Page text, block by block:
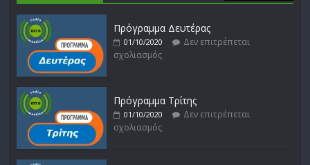
Πρόγραμμα Δευτέρας
01/10/2020
Δεν επιτρέπεται
σχολιασμός
Πρόγραμμα Τρίτης
01/10/2020
Δεν επιτρέπεται
σχολιασμός